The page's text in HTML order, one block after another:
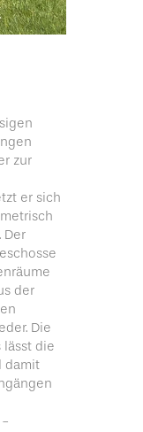
zur
er sich
Der
der
Die
lässt die
damit